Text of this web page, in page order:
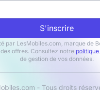
S'inscrire
par LesMobiles.com, marque de
offres. Consultez notre
de gestion de vos données.
- Tous droits